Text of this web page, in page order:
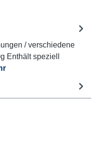
/ verschiedene
Enthält speziell